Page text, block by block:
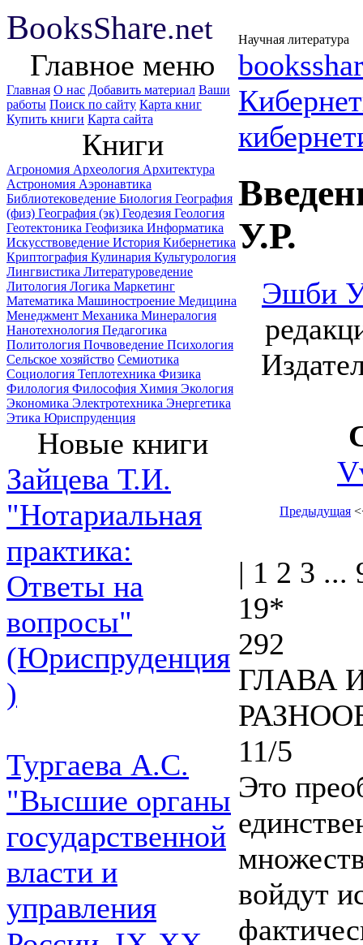
BooksShare.net Научная литература
Главное меню
Главная О нас Добавить материал Ваши
работы Поиск по сайту Карта книг
Купить книги Карта сайта
Книги
Агрономия Археология Архитектура
Астрономия Аэронавтика
Библиотековедение Биология География
(физ) География (эк) Геодезия Геология
Геотектоника Геофизика Информатика
Искусствоведение История Кибернетика
Криптография Кулинария Культурология
Лингвистика Литературоведение
Литология Логика Маркетинг
Математика Машиностроение Медицина
Менеджмент Механика Минералогия
Нанотехнология Педагогика
Политология Почвоведение Психология
Сельское хозяйство Семиотика
Социология Теплотехника Физика
Филология Философия Химия Экология
Экономика Электротехника Энергетика
Этика Юриспруденция
Новые книги
Зайцева Т.И.
"Нотариальная
практика:
Ответы на
вопросы"
(Юриспруденция
)
Тургаева А.С.
"Высшие органы
государственной
власти и
управления
У.Р.
Эшби
Предыдущая
| 1 2 3 ...
19*
292
ГЛАВА
11/5
Это
войдут